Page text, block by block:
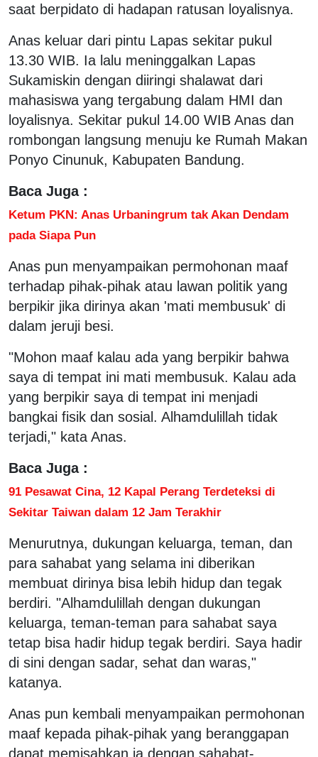
saat berpidato di hadapan ratusan loyalisnya.
Anas keluar dari pintu Lapas sekitar pukul
13.30 WIB. Ia lalu meninggalkan Lapas
Sukamiskin dengan diiringi shalawat dari
mahasiswa yang tergabung dalam HMI dan
loyalisnya. Sekitar pukul 14.00 WIB Anas dan
rombongan langsung menuju ke Rumah Makan
Ponyo Cinunuk, Kabupaten Bandung.
Baca Juga :
Ketum PKN: Anas Urbaningrum tak Akan Dendam
pada Siapa Pun
Anas pun menyampaikan permohonan maaf
terhadap pihak-pihak atau lawan politik yang
berpikir jika dirinya akan 'mati membusuk' di
dalam jeruji besi.
"Mohon maaf kalau ada yang berpikir bahwa
saya di tempat ini mati membusuk. Kalau ada
yang berpikir saya di tempat ini menjadi
bangkai fisik dan sosial. Alhamdulillah tidak
terjadi," kata Anas.
Baca Juga :
91 Pesawat Cina, 12 Kapal Perang Terdeteksi di
Sekitar Taiwan dalam 12 Jam Terakhir
Menurutnya, dukungan keluarga, teman, dan
para sahabat yang selama ini diberikan
membuat dirinya bisa lebih hidup dan tegak
berdiri. "Alhamdulillah dengan dukungan
keluarga, teman-teman para sahabat saya
tetap bisa hadir hidup tegak berdiri. Saya hadir
di sini dengan sadar, sehat dan waras,"
katanya.
Anas pun kembali menyampaikan permohonan
maaf kepada pihak-pihak yang beranggapan
dapat memisahkan ia dengan sahabat-